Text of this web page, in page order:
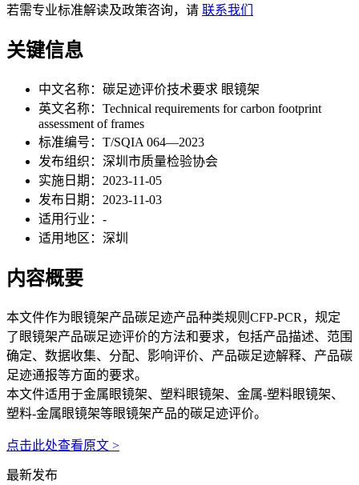
若需专业标准解读及政策咨询，请 联系我们
关键信息
中文名称： 碳足迹评价技术要求 眼镜架
英文名称： Technical requirements for carbon footprint
assessment of frames
标准编号： T/SQIA 064—2023
发布组织： 深圳市质量检验协会
实施日期： 2023-11-05
发布日期： 2023-11-03
适用行业： -
适用地区： 深圳
内容概要
本文件作为眼镜架产品碳足迹产品种类规则CFP-PCR，规定
了眼镜架产品碳足迹评价的方法和要求，包括产品描述、范围
确定、数据收集、分配、影响评价、产品碳足迹解释、产品碳
足迹通报等方面的要求。
本文件适用于金属眼镜架、塑料眼镜架、金属-塑料眼镜架、
塑料-金属眼镜架等眼镜架产品的碳足迹评价。
点击此处查看原文 >
最新发布